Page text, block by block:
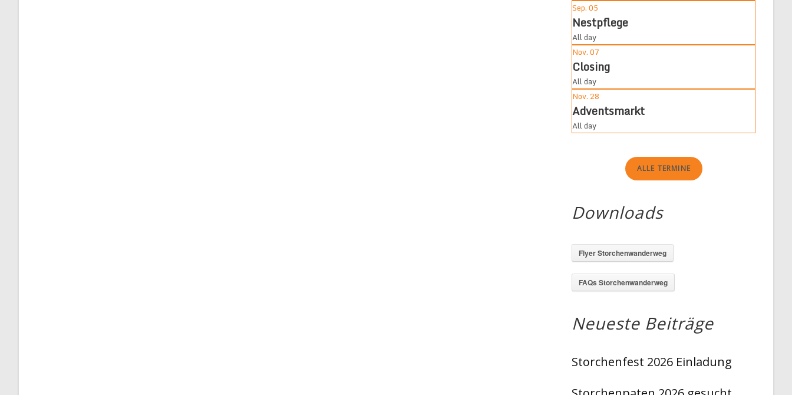
Sep. 05
Nestpflege
All day
Nov. 07
Closing
All day
Nov. 28
Adventsmarkt
All day
ALLE TERMINE
Downloads
Flyer Storchenwanderweg
FAQs Storchenwanderweg
Neueste Beiträge
Storchenfest 2026 Einladung